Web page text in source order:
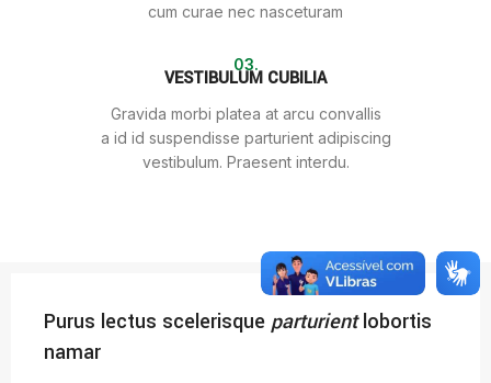
cum curae nec nasceturam
03.
VESTIBULUM CUBILIA
Gravida morbi platea at arcu convallis
a id id suspendisse parturient adipiscing
vestibulum. Praesent interdu.
Purus lectus scelerisque parturientlobortis
namar